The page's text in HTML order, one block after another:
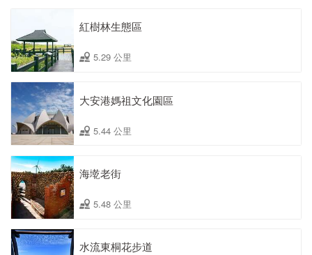
紅樹林生態區
5.29 公里
大安港媽祖文化園區
5.44 公里
海墘老街
5.48 公里
水流東桐花步道